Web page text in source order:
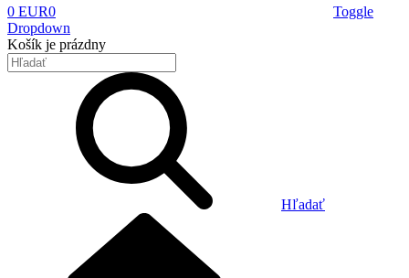
0 EUR0
Toggle
Dropdown
Košík je prázdny
Hľadať